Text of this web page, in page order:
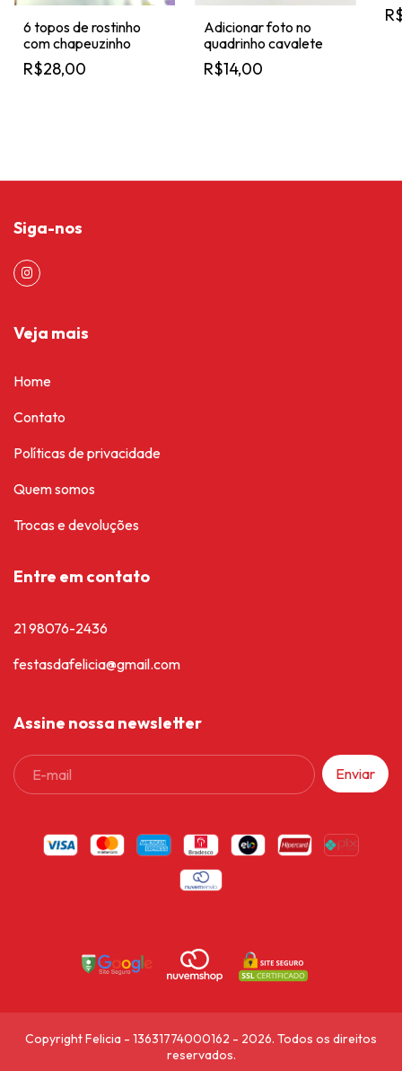
6 topos de rostinho
com chapeuzinho
R$28,00
Adicionar foto no
quadrinho cavalete
R$14,00
Siga-nos
Veja mais
Home
Contato
Políticas de privacidade
Quem somos
Trocas e devoluções
Entre em contato
21 98076-2436
festasdafelicia@gmail.com
Assine nossa newsletter
Copyright Felicia - 13631774000162 - 2026. Todos os direitos
reservados.